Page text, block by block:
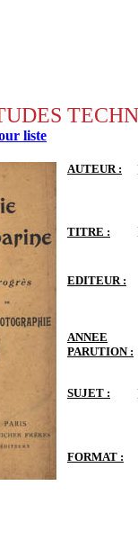
liste
AUTEUR :
TITRE :
EDITEUR :
ANNEE
PARUTION :
SUJET :
FORMAT :